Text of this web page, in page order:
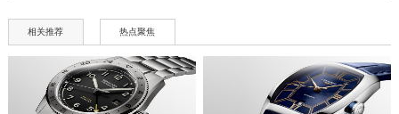
相关推荐 热点聚焦